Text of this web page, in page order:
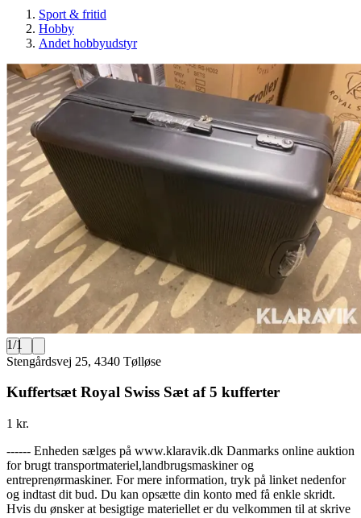
Sport & fritid
Hobby
Andet hobbyudstyr
1/1
Stengårdsvej 25, 4340 Tølløse
Kuffertsæt Royal Swiss Sæt af 5 kufferter
1 kr.
------ Enheden sælges på www.klaravik.dk Danmarks online auktion
for brugt transportmateriel,landbrugsmaskiner og
entreprenørmaskiner. For mere information, tryk på linket nedenfor
og indtast dit bud. Du kan opsætte din konto med få enkle skridt.
Hvis du ønsker at besigtige materiellet er du velkommen til at skrive